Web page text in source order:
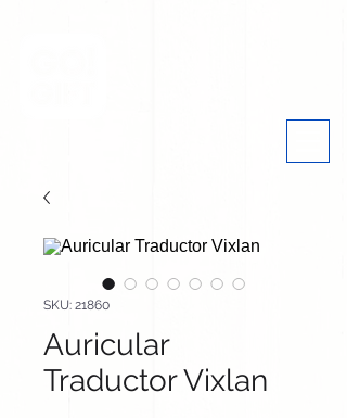
SKU: 21860
Auricular
Traductor Vixlan